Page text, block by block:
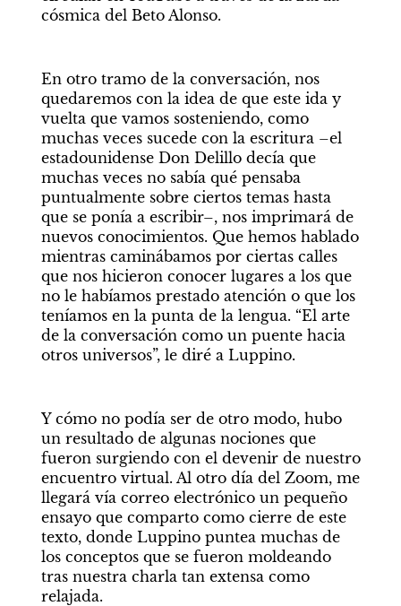
cósmica del Beto Alonso.
En otro tramo de la conversación, nos
quedaremos con la idea de que este ida y
vuelta que vamos sosteniendo, como
muchas veces sucede con la escritura –el
estadounidense Don Delillo decía que
muchas veces no sabía qué pensaba
puntualmente sobre ciertos temas hasta
que se ponía a escribir–, nos imprimará de
nuevos conocimientos. Que hemos hablado
mientras caminábamos por ciertas calles
que nos hicieron conocer lugares a los que
no le habíamos prestado atención o que los
teníamos en la punta de la lengua. “El arte
de la conversación como un puente hacia
otros universos”, le diré a Luppino.
Y cómo no podía ser de otro modo, hubo
un resultado de algunas nociones que
fueron surgiendo con el devenir de nuestro
encuentro virtual. Al otro día del Zoom, me
llegará vía correo electrónico un pequeño
ensayo que comparto como cierre de este
texto, donde Luppino puntea muchas de
los conceptos que se fueron moldeando
tras nuestra charla tan extensa como
relajada.